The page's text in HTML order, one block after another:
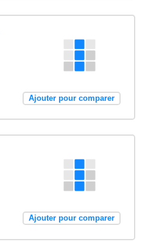
Ajouter pour comparer
Ajouter pour comparer